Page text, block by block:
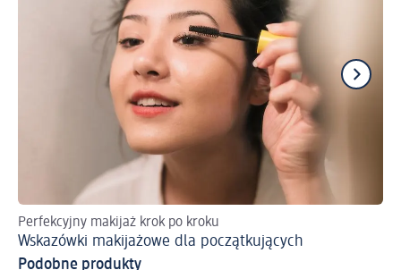
Perfekcyjny makijaż krok po kroku
Wskazówki makijażowe dla początkujących
Podobne produkty